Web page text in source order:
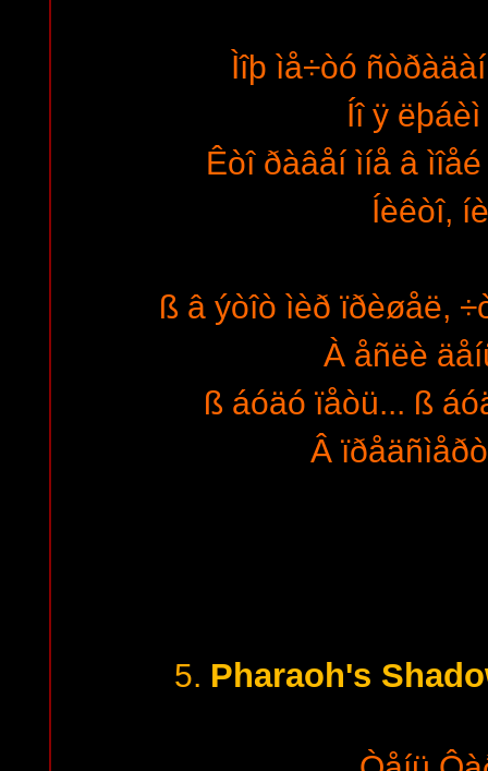
Ìîþ ìå÷òó
Íî ÿ
Êòî ðàâåí ìíå â
Íèêòî,
ß â ýòîò ìèð ïðèøåë,
À åñëè
ß áóäó ïåòü... ß
Â
5. Pharaoh's